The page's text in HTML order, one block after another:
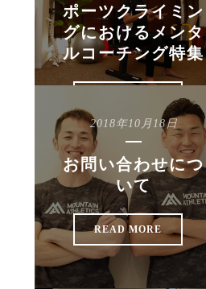
ポーツクライミン
グにおけるメンタ
ルコーチング特集
2018年10月18日
お問い合わせにつ
いて
READ MORE